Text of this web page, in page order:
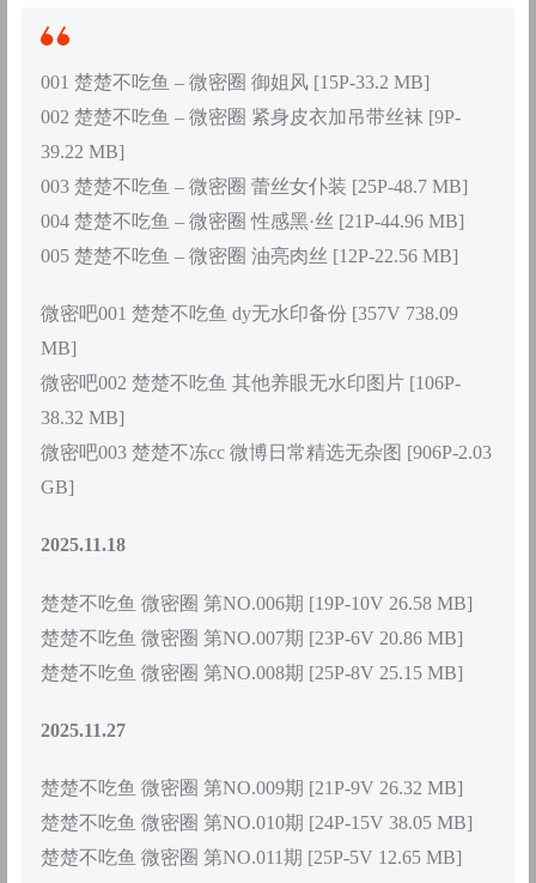
001 楚楚不吃鱼 – 微密圈 御姐风 [15P-33.2 MB]
002 楚楚不吃鱼 – 微密圈 紧身皮衣加吊带丝袜 [9P-
39.22 MB]
003 楚楚不吃鱼 – 微密圈 蕾丝女仆装 [25P-48.7 MB]
004 楚楚不吃鱼 – 微密圈 性感黑·丝 [21P-44.96 MB]
005 楚楚不吃鱼 – 微密圈 油亮肉丝 [12P-22.56 MB]
微密吧001 楚楚不吃鱼 dy无水印备份 [357V 738.09
MB]
微密吧002 楚楚不吃鱼 其他养眼无水印图片 [106P-
38.32 MB]
微密吧003 楚楚不冻cc 微博日常精选无杂图 [906P-2.03
GB]
2025.11.18
楚楚不吃鱼 微密圈 第NO.006期 [19P-10V 26.58 MB]
楚楚不吃鱼 微密圈 第NO.007期 [23P-6V 20.86 MB]
楚楚不吃鱼 微密圈 第NO.008期 [25P-8V 25.15 MB]
2025.11.27
楚楚不吃鱼 微密圈 第NO.009期 [21P-9V 26.32 MB]
楚楚不吃鱼 微密圈 第NO.010期 [24P-15V 38.05 MB]
楚楚不吃鱼 微密圈 第NO.011期 [25P-5V 12.65 MB]